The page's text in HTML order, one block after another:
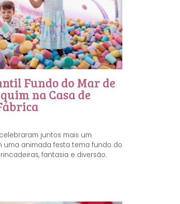
Fundo do Mar de
na Casa de
juntos mais um
uma animada festa tema fundo do
fantasia e diversão.